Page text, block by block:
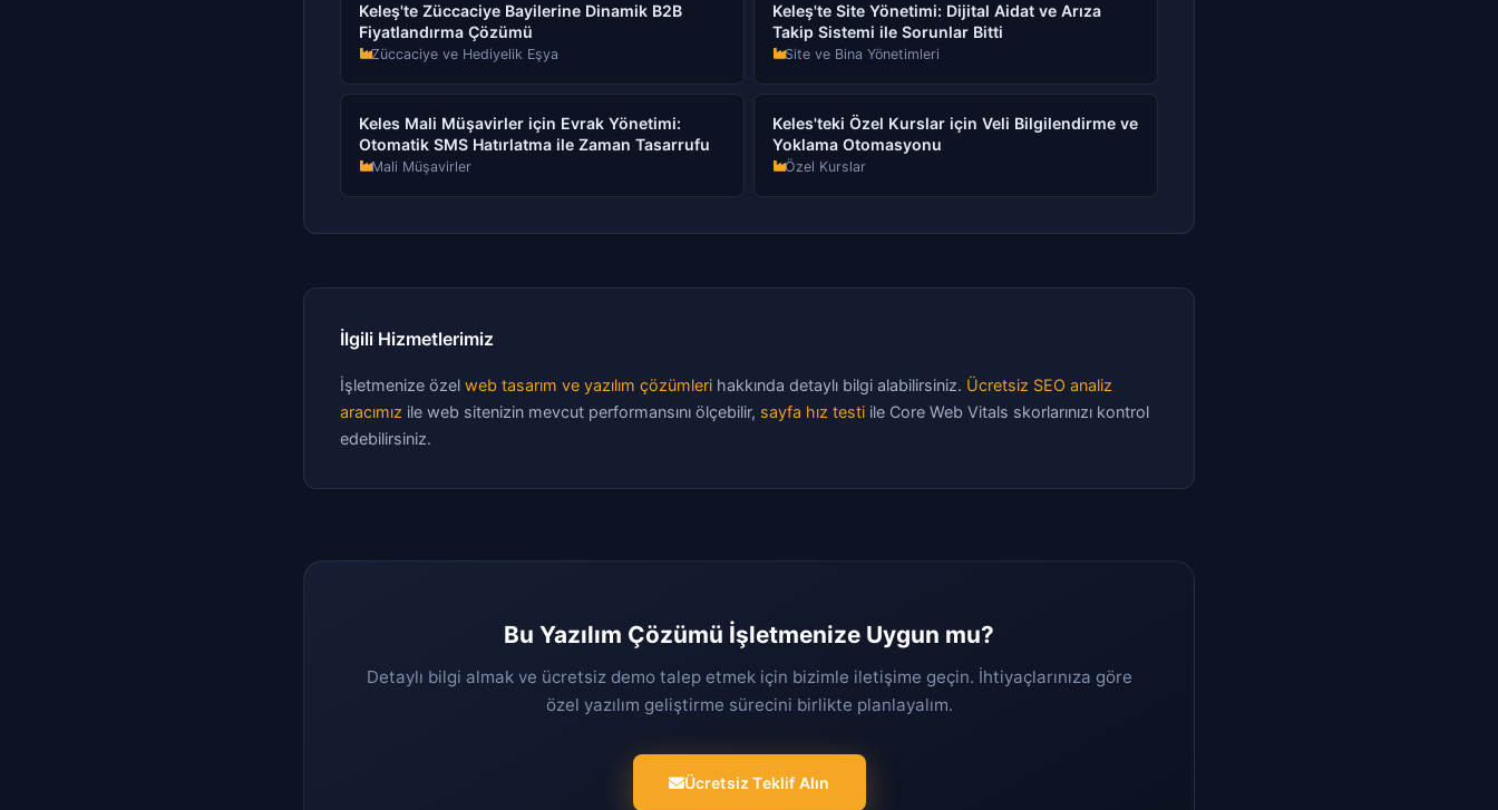
Keleş'te Züccaciye Bayilerine Dinamik B2B
Fiyatlandırma Çözümü
Züccaciye ve Hediyelik Eşya
Keleş'te Site Yönetimi: Dijital Aidat ve Arıza
Takip Sistemi ile Sorunlar Bitti
Site ve Bina Yönetimleri
Keles Mali Müşavirler için Evrak Yönetimi:
Otomatik SMS Hatırlatma ile Zaman Tasarrufu
Mali Müşavirler
Keles'teki Özel Kurslar için Veli Bilgilendirme ve
Yoklama Otomasyonu
Özel Kurslar
İlgili Hizmetlerimiz
İşletmenize özel web tasarım ve yazılım çözümleri hakkında detaylı bilgi alabilirsiniz. Ücretsiz SEO analiz
aracımız ile web sitenizin mevcut performansını ölçebilir, sayfa hız testi ile Core Web Vitals skorlarınızı kontrol
edebilirsiniz.
Bu Yazılım Çözümü İşletmenize Uygun mu?
Detaylı bilgi almak ve ücretsiz demo talep etmek için bizimle iletişime geçin. İhtiyaçlarınıza göre
özel yazılım geliştirme sürecini birlikte planlayalım.
Ücretsiz Teklif Alın